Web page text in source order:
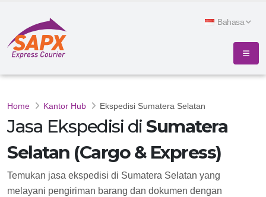
Bahasa
Home Kantor Hub Ekspedisi Sumatera Selatan
Jasa Ekspedisi diSumatera
Selatan (Cargo & Express)
Temukan jasa ekspedisi di Sumatera Selatan yang
melayani pengiriman barang dan dokumen dengan